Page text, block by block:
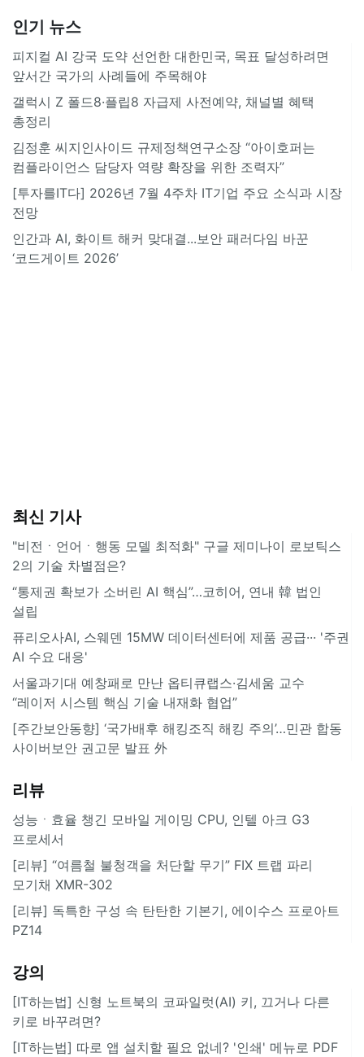
인기 뉴스
피지컬 AI 강국 도약 선언한 대한민국, 목표 달성하려면
앞서간 국가의 사례들에 주목해야
갤럭시 Z 폴드8·플립8 자급제 사전예약, 채널별 혜택
총정리
김정훈 씨지인사이드 규제정책연구소장 “아이호퍼는
컴플라이언스 담당자 역량 확장을 위한 조력자”
[투자를IT다] 2026년 7월 4주차 IT기업 주요 소식과 시장
전망
인간과 AI, 화이트 해커 맞대결...보안 패러다임 바꾼
‘코드게이트 2026’
최신 기사
"비전ㆍ언어ㆍ행동 모델 최적화" 구글 제미나이 로보틱스
2의 기술 차별점은?
“통제권 확보가 소버린 AI 핵심”…코히어, 연내 韓 법인
설립
퓨리오사AI, 스웨덴 15MW 데이터센터에 제품 공급··· '주권
AI 수요 대응'
서울과기대 예창패로 만난 옵티큐랩스·김세움 교수
“레이저 시스템 핵심 기술 내재화 협업”
[주간보안동향] ‘국가배후 해킹조직 해킹 주의’…민관 합동
사이버보안 권고문 발표 外
리뷰
성능ㆍ효율 챙긴 모바일 게이밍 CPU, 인텔 아크 G3
프로세서
[리뷰] “여름철 불청객을 처단할 무기” FIX 트랩 파리
모기채 XMR-302
[리뷰] 독특한 구성 속 탄탄한 기본기, 에이수스 프로아트
PZ14
강의
[IT하는법] 신형 노트북의 코파일럿(AI) 키, 끄거나 다른
키로 바꾸려면?
[IT하는법] 따로 앱 설치할 필요 없네? '인쇄' 메뉴로 PDF